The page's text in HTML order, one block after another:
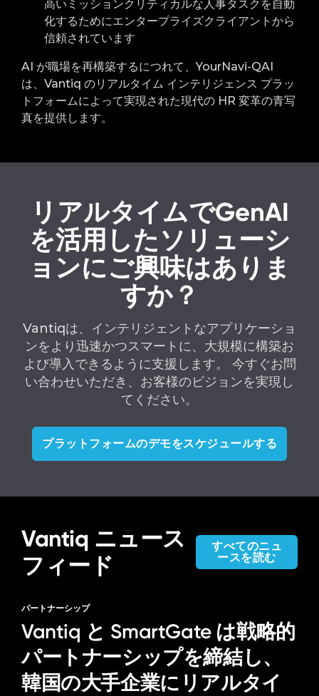
高いミッションクリティカルな人事タスクを自動
化するためにエンタープライズクライアントから
信頼されています
AI が職場を再構築するにつれて、YourNavi-QAI
は、Vantiq のリアルタイム インテリジェンス プラッ
トフォームによって実現された現代の HR 変革の青写
真を提供します。
リアルタイムでGenAI
を活用したソリューシ
ョンにご興味はありま
すか？
Vantiqは、インテリジェントなアプリケーショ
ンをより迅速かつスマートに、大規模に構築お
よび導入できるように支援します。 今すぐお問
い合わせいただき、お客様のビジョンを実現し
てください。
プラットフォームのデモをスケジュールする
Vantiq ニュース
フィード
すべてのニュ
ースを読む
パートナーシップ
Vantiq と SmartGate は戦略的
パートナーシップを締結し、
韓国の大手企業にリアルタイ